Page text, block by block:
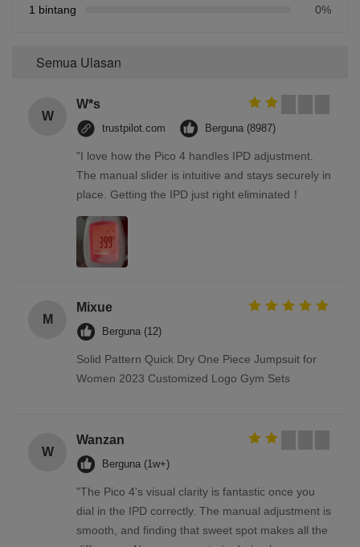
1 bintang
0%
Semua Ulasan
W
W*s
trustpilot.com Berguna (8987)
"I love how the Pico 4 handles IPD adjustment.
The manual slider is intuitive and stays securely in
place. Getting the IPD just right eliminated！
M
Mixue
Berguna (12)
Solid Pattern Quick Dry One Piece Jumpsuit for
Women 2023 Customized Logo Gym Sets
W
Wanzan
Berguna (1w+)
"The Pico 4's visual clarity is fantastic once you
dial in the IPD correctly. The manual adjustment is
smooth, and finding that sweet spot makes all the